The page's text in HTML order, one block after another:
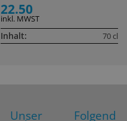
22.50
inkl. MWST
Inhalt: 70 cl
Unser Folgend